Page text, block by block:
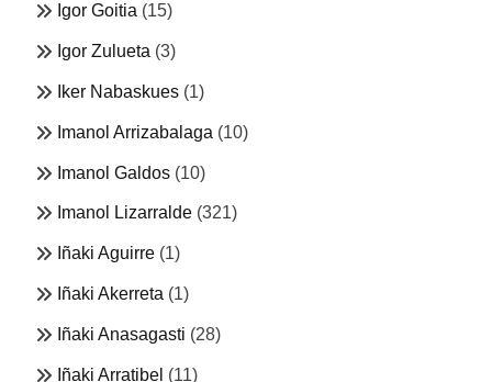
Igor Goitia (15)
Igor Zulueta (3)
Iker Nabaskues (1)
Imanol Arrizabalaga (10)
Imanol Galdos (10)
Imanol Lizarralde (321)
Iñaki Aguirre (1)
Iñaki Akerreta (1)
Iñaki Anasagasti (28)
Iñaki Arratibel (11)